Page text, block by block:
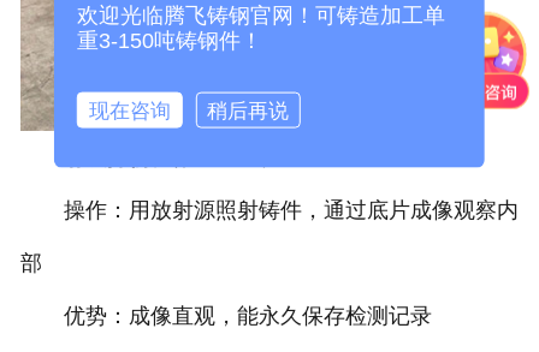
操作：用放射源照射铸件，通过底片成像观察内
部
优势：成像直观，能永久保存检测记录
欢迎光临腾飞铸钢官网！可铸造加工单
重3-150吨铸钢件！
现在咨询 稍后再说